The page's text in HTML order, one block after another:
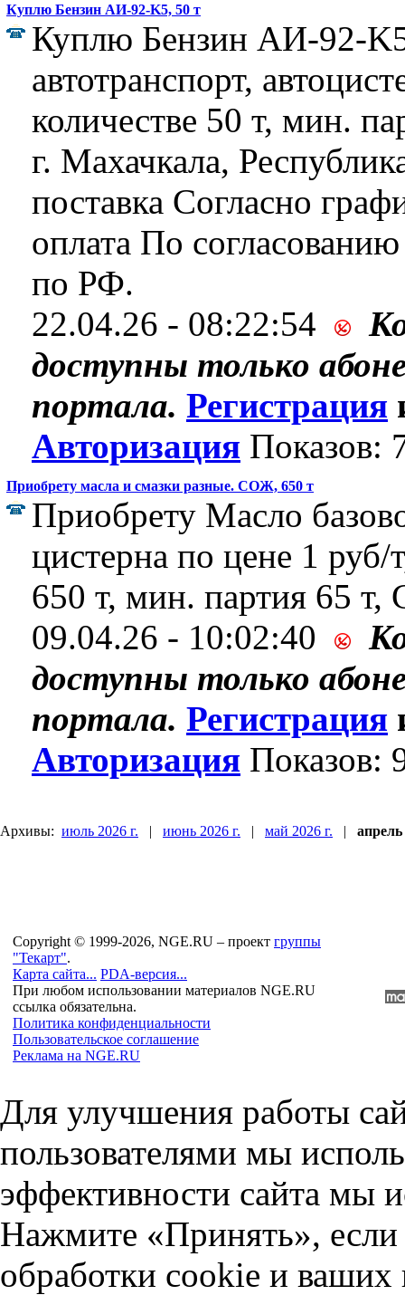
Куплю Бензин АИ-92-K5, 50 т
Куплю Бензин АИ-92-
автотранспорт,
количестве 50 т, мин.
г. Махачкала,
поставка Согласно
оплата По
по РФ.
22.04.26 - 08:22:54
доступны только
портала. Регистрация
Авторизация Показов:
Приобрету масла и смазки разные. СОЖ, 650 т
Приобрету Масло
цистерна по цене 1 руб/
650 т, мин. партия 65 т,
09.04.26 - 10:02:40
доступны только
портала. Регистрация
Авторизация Показов:
Архивы: июль 2026 г. | июнь 2026 г. | май 2026 г. | апрель
Copyright © 1999-2026, NGE.RU – проект группы
"Текарт".
Карта сайта... PDA-версия...
При любом использовании материалов NGE.RU
ссылка обязательна.
Политика конфиденциальности
Пользовательское соглашение
Реклама на NGE.RU
Для улучшения работы
пользователями мы
эффективности сайта мы
Нажмите «Принять», если
обработки cookie и